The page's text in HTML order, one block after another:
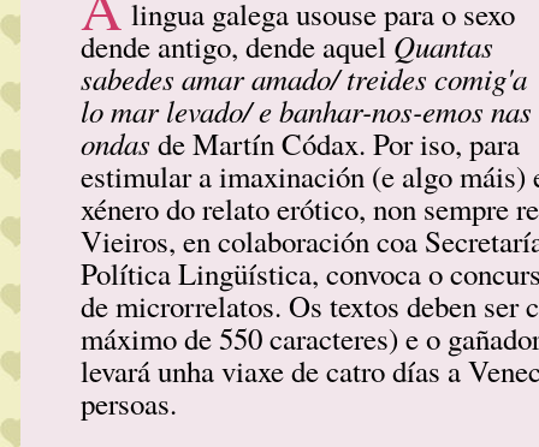
lingua galega usouse para o sexo
dende antigo, dende aquel Quantas
sabedes amar amado/ treides comig'a
lo mar levado/ e banhar-nos-emos nas
ondas de Martín Códax. Por iso, para
estimular a imaxinación (e algo máis)
xénero do relato erótico, non sempre
Vieiros, en colaboración coa
Política Lingüística, convoca o
de microrrelatos. Os textos deben ser
máximo de 550 caracteres) e o
levará unha viaxe de catro días a
persoas.